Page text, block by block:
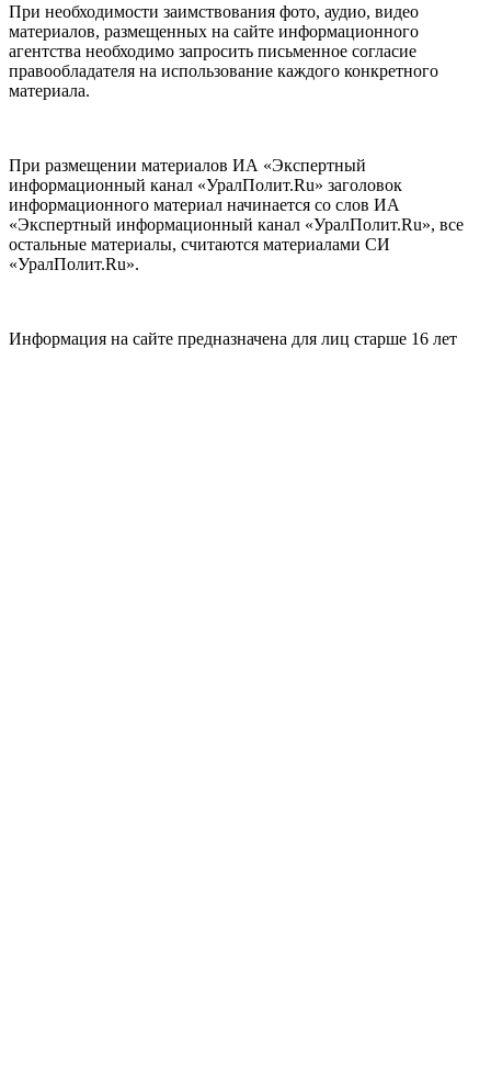
При необходимости заимствования фото, аудио, видео
материалов, размещенных на сайте информационного
агентства необходимо запросить письменное согласие
правообладателя на использование каждого конкретного
материала.
При размещении материалов ИА «Экспертный
информационный канал «УралПолит.Ru» заголовок
информационного материал начинается со слов ИА
«Экспертный информационный канал «УралПолит.Ru», все
остальные материалы, считаются материалами СИ
«УралПолит.Ru».
Информация на сайте предназначена для лиц старше 16 лет